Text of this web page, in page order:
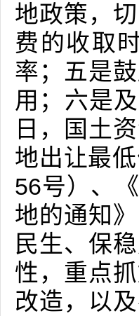
地政策，
费的收取
率；五是
用；六是
日，国土
地出让最
56号）、
地的通知
民生、保
性，重点
改造，以